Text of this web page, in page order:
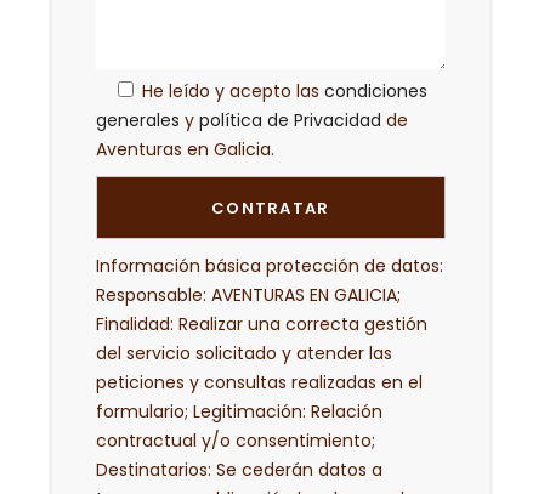
He leído y acepto las condiciones
generales y política de Privacidad de
Aventuras en Galicia.
Información básica protección de datos:
Responsable: AVENTURAS EN GALICIA;
Finalidad: Realizar una correcta gestión
del servicio solicitado y atender las
peticiones y consultas realizadas en el
formulario; Legitimación: Relación
contractual y/o consentimiento;
Destinatarios: Se cederán datos a